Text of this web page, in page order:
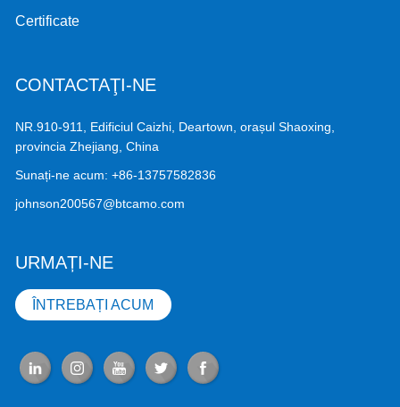
Certificate
CONTACTAŢI-NE
NR.910-911, Edificiul Caizhi, Deartown, orașul Shaoxing,
provincia Zhejiang, China
Sunați-ne acum: +86-13757582836
johnson200567@btcamo.com
URMAȚI-NE
ÎNTREBAȚI ACUM